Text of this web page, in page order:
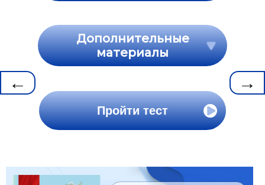
← →
Дополнительные
материалы
Пройти тест